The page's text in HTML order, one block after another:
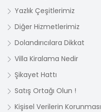
Yazlık Çeşitlerimiz
Diğer Hizmetlerimiz
Dolandırıcılara Dikkat
Villa Kiralama Nedir
Şikayet Hattı
Satış Ortağı Olun !
Kişisel Verilerin Korunması